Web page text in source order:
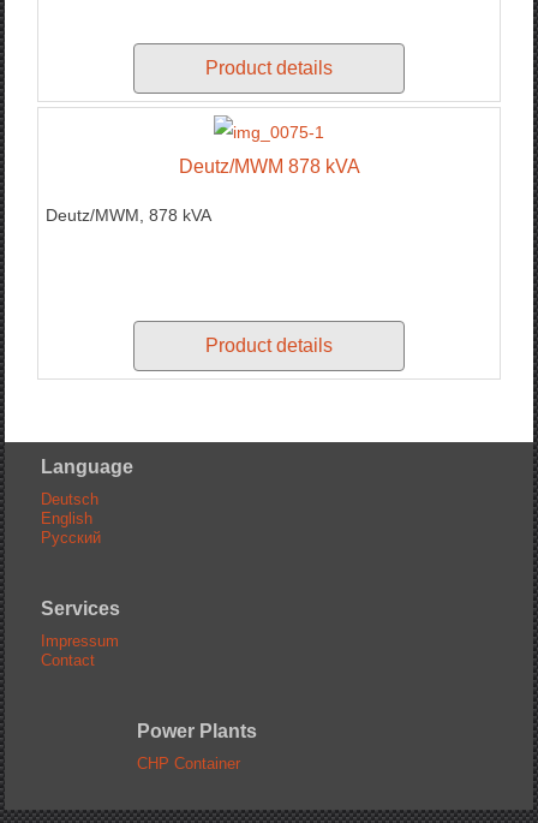
Product details
Deutz/MWM 878 kVA
Deutz/MWM, 878 kVA
Product details
Language
Deutsch
English
Русский
Services
Impressum
Contact
Power Plants
CHP Container